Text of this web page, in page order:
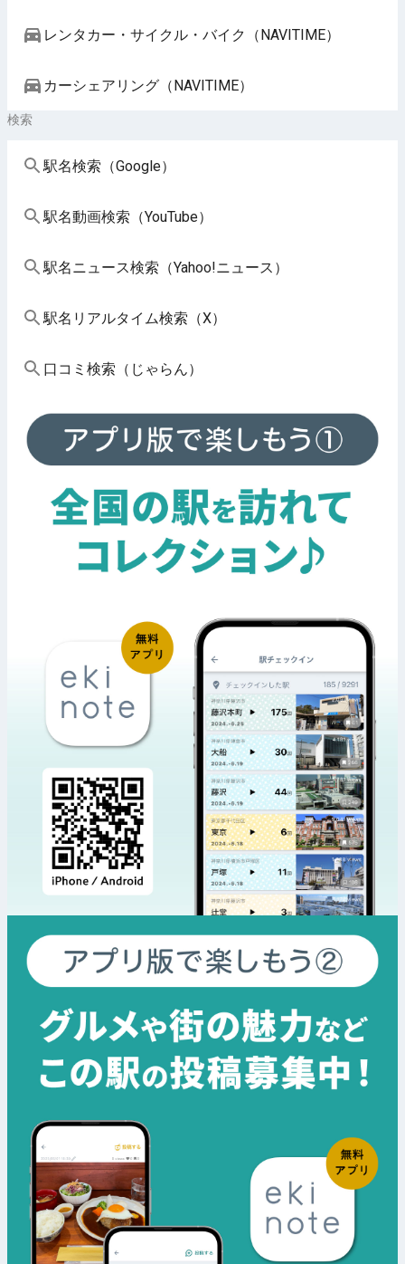
レンタカー・サイクル・バイク（NAVITIME）
カーシェアリング（NAVITIME）
検索
駅名検索（Google）
駅名動画検索（YouTube）
駅名ニュース検索（Yahoo!ニュース）
駅名リアルタイム検索（X）
口コミ検索（じゃらん）